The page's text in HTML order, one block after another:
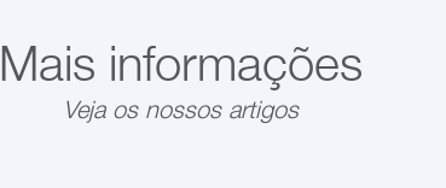
Mais informações
Veja os nossos artigos